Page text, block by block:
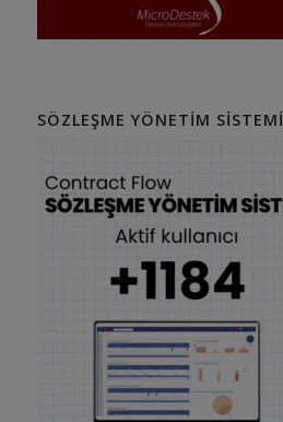
SÖZLEŞME YÖNETIM SISTEMI